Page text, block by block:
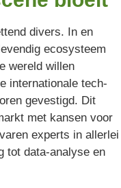
divers. In en
ecosysteem
wereld willen
internationale tech-
gevestigd. Dit
met kansen voor
experts in allerlei
tot data-analyse en